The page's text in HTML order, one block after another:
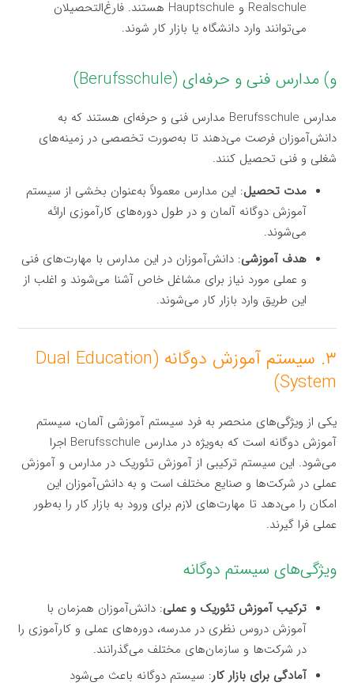
Realschule و Hauptschule هستند. فارغ‌التحصیلان
می‌توانند وارد دانشگاه یا بازار کار شوند.
و) مدارس فنی و حرفه‌ای (Berufsschule)
مدارس Berufsschule مدارس فنی و حرفه‌ای هستند که به
دانش‌آموزان فرصت می‌دهند تا به‌صورت تخصصی در زمینه‌های
شغلی و فنی تحصیل کنند.
مدت تحصیل: این مدارس معمولاً به‌عنوان بخشی از سیستم
آموزش دوگانه آلمان و در طول دوره‌های کارآموزی ارائه
می‌شوند.
هدف آموزشی: دانش‌آموزان در این مدارس با مهارت‌های فنی
و عملی مورد نیاز برای مشاغل خاص آشنا می‌شوند و اغلب از
این طریق وارد بازار کار می‌شوند.
۳. سیستم آموزش دوگانه (Dual Education
System)
یکی از ویژگی‌های منحصر به فرد سیستم آموزشی آلمان، سیستم
آموزش دوگانه است که به‌ویژه در مدارس Berufsschule اجرا
می‌شود. این سیستم ترکیبی از آموزش تئوریک در مدارس و آموزش
عملی در شرکت‌ها و صنایع مختلف است و به دانش‌آموزان این
امکان را می‌دهد تا مهارت‌های لازم برای ورود به بازار کار را به‌طور
عملی فرا گیرند.
ویژگی‌های سیستم دوگانه
ترکیب آموزش تئوریک و عملی: دانش‌آموزان همزمان با
آموزش دروس نظری در مدرسه، دوره‌های عملی و کارآموزی را
در شرکت‌ها و سازمان‌های مختلف می‌گذرانند.
آمادگی برای بازار کار: سیستم دوگانه باعث می‌شود